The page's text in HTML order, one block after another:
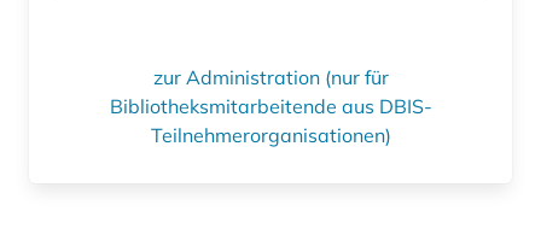
zur Administration (nur für
Bibliotheksmitarbeitende aus DBIS-
Teilnehmerorganisationen)